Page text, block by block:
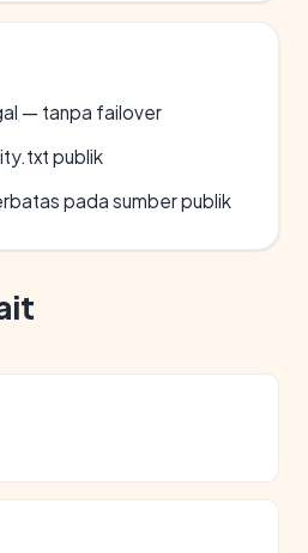
— tanpa failover
publik
pada sumber publik